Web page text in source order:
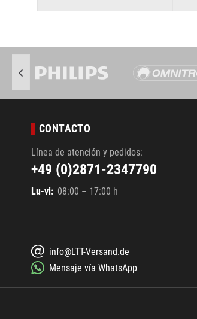
CONTACTO
Línea de atención y pedidos:
+49 (0)2871-2347790
Lu-vi: 08:00 – 17:00 h
info@LTT-Versand.de
Mensaje vía WhatsApp